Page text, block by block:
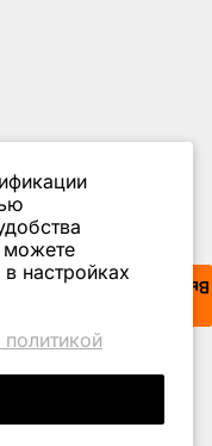
Выездной менеджер
можете
настройках